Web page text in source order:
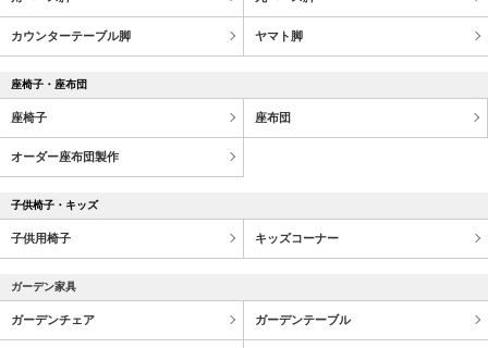
カウンターテーブル脚 ヤマト脚
座椅子・座布団
座椅子 座布団
オーダー座布団製作
子供椅子・キッズ
子供用椅子 キッズコーナー
ガーデン家具
ガーデンチェア ガーデンテーブル